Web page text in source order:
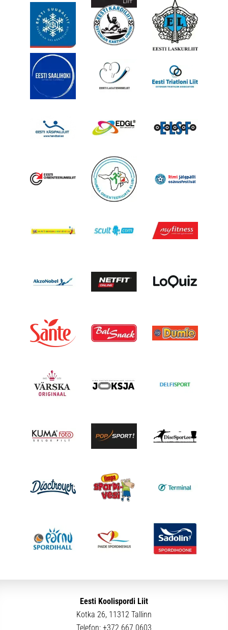
Eesti Koolispordi Liit
Kotka 26, 11312 Tallinn
Telefon: +372 667 0603